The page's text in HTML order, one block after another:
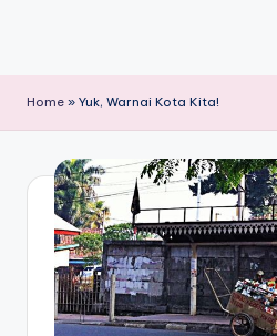
Home » Yuk, Warnai Kota Kita!